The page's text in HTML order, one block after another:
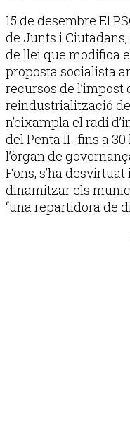
15 de desembre El
de Junts i Ciutadans,
de llei que modifica
proposta socialista
recursos de
reindustrialització
n’eixampla el radi
del Penta II -fins a
l’òrgan de
Fons, s’ha
dinamitzar els
“una repartidora de